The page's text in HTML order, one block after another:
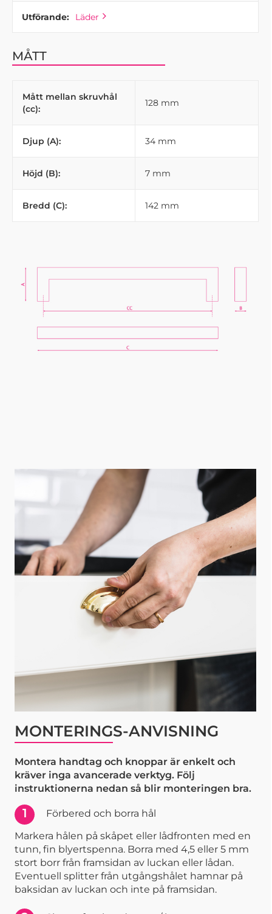
Utförande: Läder
MÅTT
Mått mellan skruvhål
(cc):
128 mm
Djup (A): 34 mm
Höjd (B): 7 mm
Bredd (C): 142 mm
MONTERINGS-ANVISNING
Montera handtag och knoppar är enkelt och
kräver inga avancerade verktyg. Följ
instruktionerna nedan så blir monteringen bra.
1
Förbered och borra hål
Markera hålen på skåpet eller lådfronten med en
tunn, fin blyertspenna. Borra med 4,5 eller 5 mm
stort borr från framsidan av luckan eller lådan.
Eventuell splitter från utgångshålet hamnar på
baksidan av luckan och inte på framsidan.